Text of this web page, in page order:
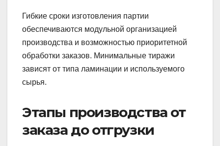
Гибкие сроки изготовления партии
обеспечиваются модульной организацией
производства и возможностью приоритетной
обработки заказов. Минимальные тиражи
зависят от типа ламинации и используемого
сырья.
Этапы производства от
заказа до отгрузки